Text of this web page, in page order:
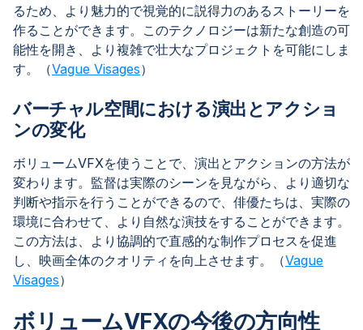
るため、より魅力的で視覚的に説得力のあるストーリーを
作ることができます。このテクノロジーは新たな創造の可
能性を開き、より複雑で壮大なプロジェクトを可能にしま
す。（Vague Visages）
バーチャル空間における演出とアクショ
ンの変化
ボリュームVFXを使うことで、演出とアクションの方法が
変わります。監督は実際のシーンを見ながら、より適切な
判断や指示を行うことができるので、俳優たちは、実際の
環境に合わせて、より自然な演技をすることができます。
この方法は、より協調的で直感的な制作プロセスを促進
し、映画全体のクオリティを向上させます。（Vague
Visages）
ボリュームVFXの今後の方向性